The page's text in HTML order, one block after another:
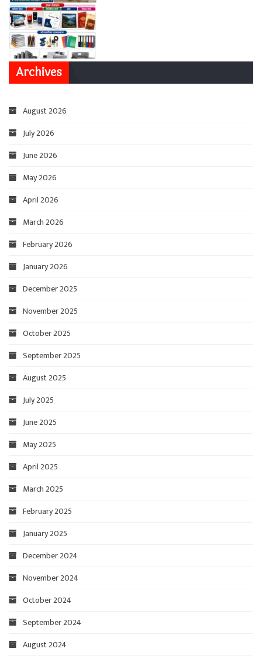
Archives
August 2026
July 2026
June 2026
May 2026
April 2026
March 2026
February 2026
January 2026
December 2025
November 2025
October 2025
September 2025
August 2025
July 2025
June 2025
May 2025
April 2025
March 2025
February 2025
January 2025
December 2024
November 2024
October 2024
September 2024
August 2024